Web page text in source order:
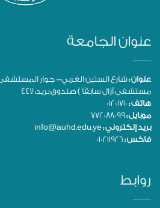
عنوان الجامعة
عنوان :شارع الستين الغربي- جوار
مستشفى آزال سابقًا ) صندوق بريد: 447
هاتف :
موبايل :
بريد إلكتروني :
فاكس :
روابط